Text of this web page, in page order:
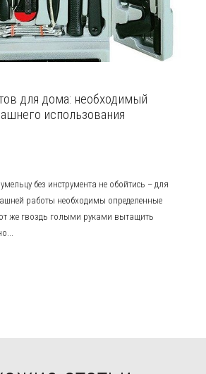
для дома: необходимый
использования
без инструмента не обойтись – для
работы необходимы определенные
же гвоздь голыми руками вытащить